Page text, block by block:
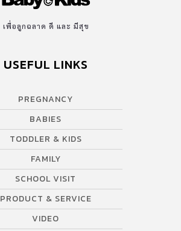
เพื่อลูกฉลาด ดี และ มีสุข
USEFUL LINKS
PREGNANCY
BABIES
TODDLER & KIDS
FAMILY
SCHOOL VISIT
PRODUCT & SERVICE
VIDEO